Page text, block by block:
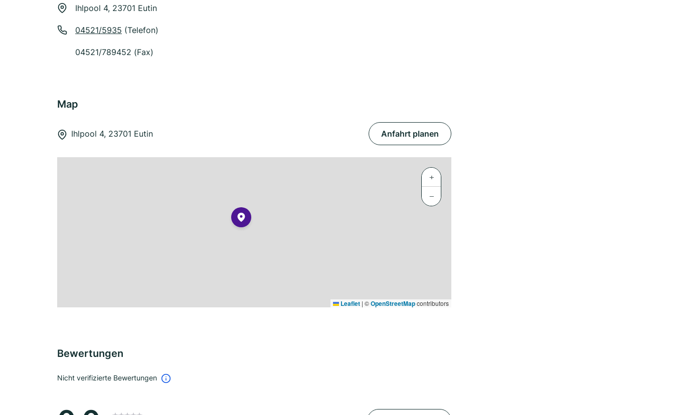
Ihlpool 4, 23701 Eutin
04521/5935 (Telefon)
04521/789452 (Fax)
Map
Ihlpool 4, 23701 Eutin Anfahrt planen
+
−
Leaflet | ©OpenStreetMapcontributors
Bewertungen
Nicht verifizierte Bewertungen